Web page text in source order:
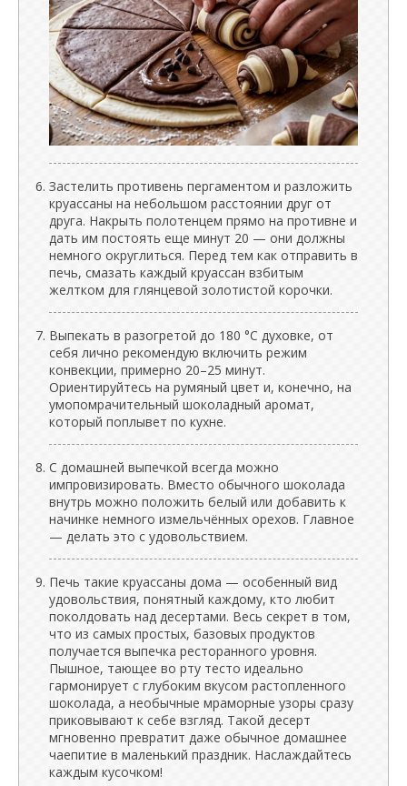
Застелить противень пергаментом и разложить
круассаны на небольшом расстоянии друг от
друга. Накрыть полотенцем прямо на противне и
дать им постоять еще минут 20 — они должны
немного округлиться. Перед тем как отправить в
печь, смазать каждый круассан взбитым
желтком для глянцевой золотистой корочки.
Выпекать в разогретой до 180 °C духовке, от
себя лично рекомендую включить режим
конвекции, примерно 20–25 минут.
Ориентируйтесь на румяный цвет и, конечно, на
умопомрачительный шоколадный аромат,
который поплывет по кухне.
С домашней выпечкой всегда можно
импровизировать. Вместо обычного шоколада
внутрь можно положить белый или добавить к
начинке немного измельчённых орехов. Главное
— делать это с удовольствием.
Печь такие круассаны дома — особенный вид
удовольствия, понятный каждому, кто любит
поколдовать над десертами. Весь секрет в том,
что из самых простых, базовых продуктов
получается выпечка ресторанного уровня.
Пышное, тающее во рту тесто идеально
гармонирует с глубоким вкусом растопленного
шоколада, а необычные мраморные узоры сразу
приковывают к себе взгляд. Такой десерт
мгновенно превратит даже обычное домашнее
чаепитие в маленький праздник. Наслаждайтесь
каждым кусочком!